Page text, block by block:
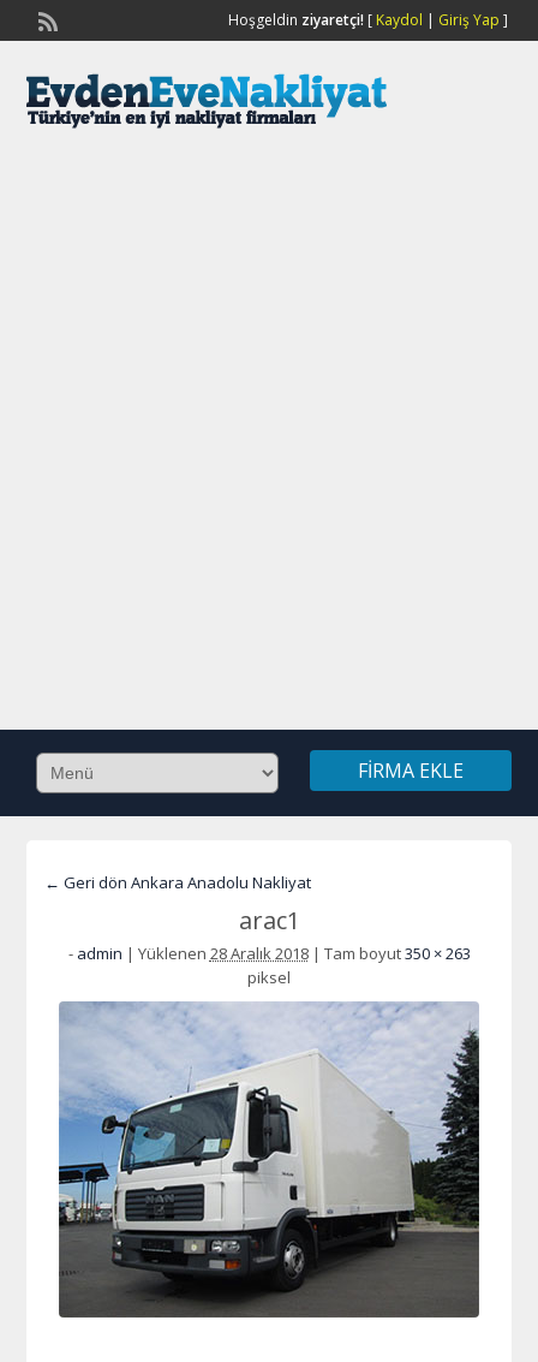
Hoşgeldin ziyaretçi![ Kaydol | Giriş Yap ]
FIRMA EKLE
← Geri dön Ankara Anadolu Nakliyat
arac1
- admin | Yüklenen 28 Aralık 2018 | Tam boyut350 × 263
piksel